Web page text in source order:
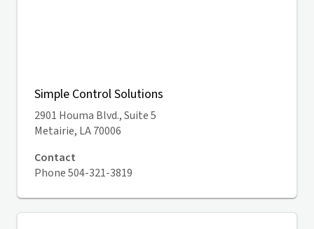
Simple Control Solutions
2901 Houma Blvd., Suite 5
Metairie, LA 70006
Contact
Phone 504-321-3819